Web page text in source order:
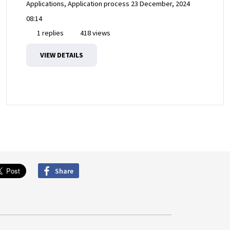
Applications, Application process 23 December, 2024
08:14
1 replies
418 views
VIEW DETAILS
Share